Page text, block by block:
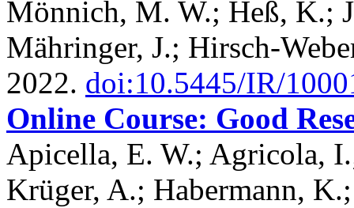
Mönnich, M. W.; Heß, K.;
Mähringer, J.; Hirsch-
2022. doi:10.5445/IR/
Online Course: Good
Apicella, E. W.; Agricola,
Krüger, A.; Habermann,